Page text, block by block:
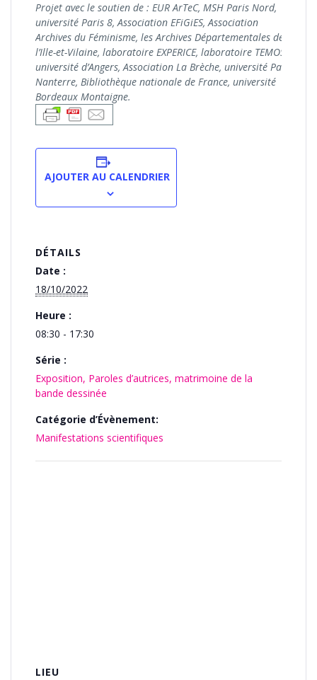
Projet avec le soutien de : EUR ArTeC, MSH Paris Nord,
université Paris 8, Association EFiGiES, Association
Archives du Féminisme, les Archives Départementales de
l’Ille-et-Vilaine, laboratoire EXPERICE, laboratoire TEMOS,
université d’Angers, Association La Brèche, université Paris
Nanterre, Bibliothèque nationale de France, université
Bordeaux Montaigne.
AJOUTER AU CALENDRIER
DÉTAILS
Date :
18/10/2022
Heure :
08:30 - 17:30
Série :
Exposition, Paroles d’autrices, matrimoine de la
bande dessinée
Catégorie d’Évènement:
Manifestations scientifiques
LIEU